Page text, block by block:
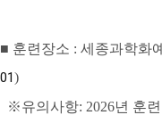
■ 훈련장소 : 세종과학화
01)
※유의사항: 2026년 훈